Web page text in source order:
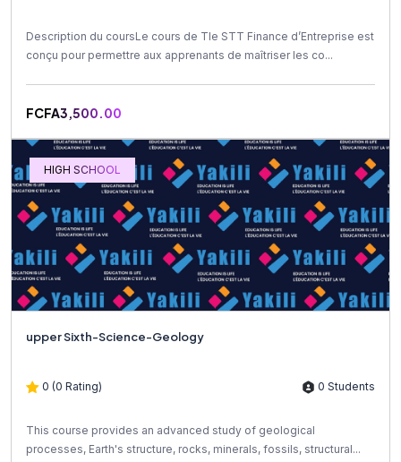
Description du coursLe cours de Tle STT Finance d’Entreprise est
conçu pour permettre aux apprenants de maîtriser les co...
FCFA3,500.00
HIGH SCHOOL
upper Sixth-Science-Geology
0 (0 Rating) 0 Students
This course provides an advanced study of geological
processes, Earth's structure, rocks, minerals, fossils, structural...